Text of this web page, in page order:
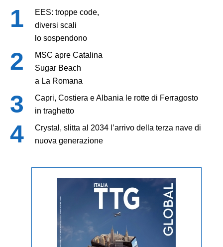
EES: troppe code,
diversi scali
lo sospendono
MSC apre Catalina
Sugar Beach
a La Romana
Capri, Costiera e Albania le rotte di Ferragosto
in traghetto
Crystal, slitta al 2034 l’arrivo della terza nave di
nuova generazione